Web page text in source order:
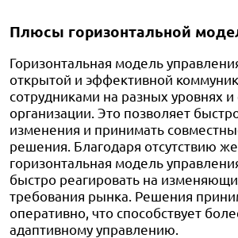
Плюсы горизонтальной
Горизонтальная модель
открытой и эффективной
сотрудниками на разных уровнях и
организации. Это позволяет
изменения и принимать
решения. Благодаря отсутствию
горизонтальная модель
быстро реагировать на
требования рынка. Решения
оперативно, что способствует
адаптивному управлению.